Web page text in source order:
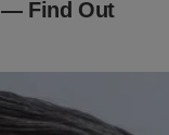
"O Fantasma do
histórico, devido
para trazer o ex-